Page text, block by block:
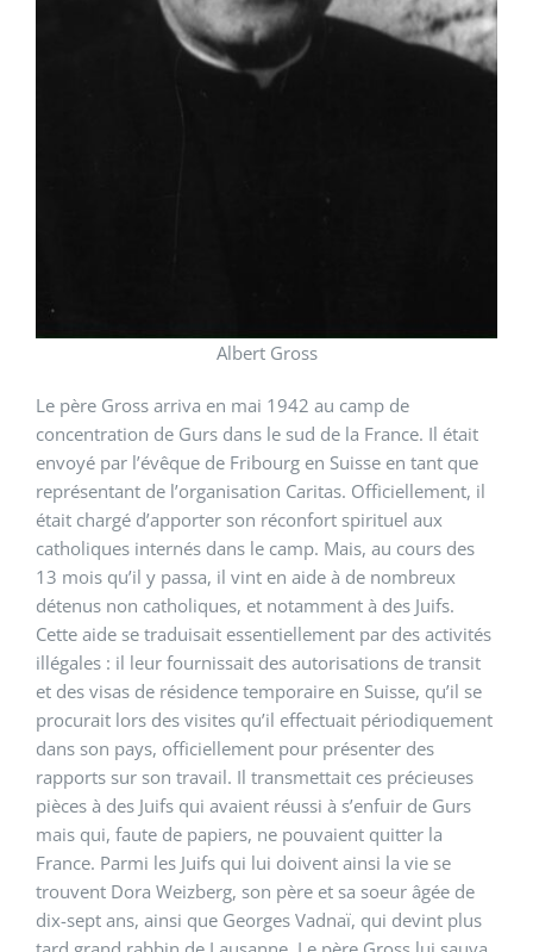
Albert Gross
Le père Gross arriva en mai 1942 au camp de
concentration de Gurs dans le sud de la France. Il était
envoyé par l’évêque de Fribourg en Suisse en tant que
représentant de l’organisation Caritas. Officiellement, il
était chargé d’apporter son réconfort spirituel aux
catholiques internés dans le camp. Mais, au cours des
13 mois qu’il y passa, il vint en aide à de nombreux
détenus non catholiques, et notamment à des Juifs.
Cette aide se traduisait essentiellement par des activités
illégales : il leur fournissait des autorisations de transit
et des visas de résidence temporaire en Suisse, qu’il se
procurait lors des visites qu’il effectuait périodiquement
dans son pays, officiellement pour présenter des
rapports sur son travail. Il transmettait ces précieuses
pièces à des Juifs qui avaient réussi à s’enfuir de Gurs
mais qui, faute de papiers, ne pouvaient quitter la
France. Parmi les Juifs qui lui doivent ainsi la vie se
trouvent Dora Weizberg, son père et sa soeur âgée de
dix-sept ans, ainsi que Georges Vadnaï, qui devint plus